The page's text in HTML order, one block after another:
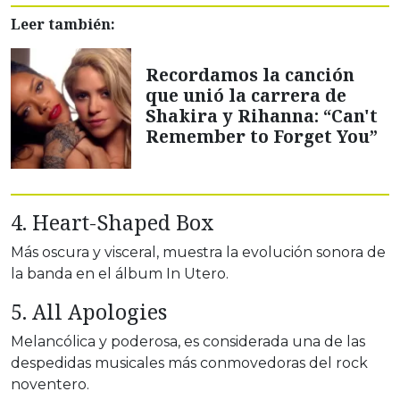
Leer también:
Recordamos la canción
que unió la carrera de
Shakira y Rihanna: “Can't
Remember to Forget You”
4. Heart-Shaped Box
Más oscura y visceral, muestra la evolución sonora de
la banda en el álbum In Utero.
5. All Apologies
Melancólica y poderosa, es considerada una de las
despedidas musicales más conmovedoras del rock
noventero.